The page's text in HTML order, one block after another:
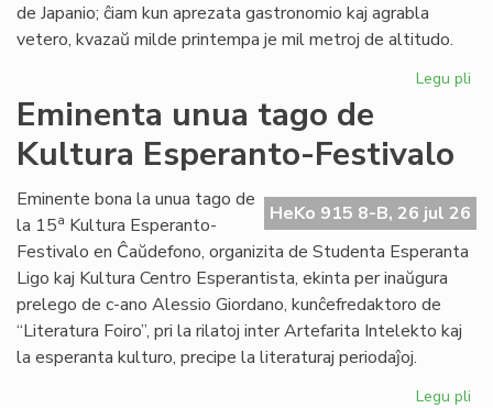
de Japanio; ĉiam kun aprezata gastronomio kaj agrabla
vetero, kvazaŭ milde printempa je mil metroj de altitudo.
Legu pli
Eminenta unua tago de
Kultura Esperanto-Festivalo
HeKo 915 8-B, 26 jul 26
Eminente bona la unua tago de
la 15a Kultura Esperanto-
Festivalo en Ĉaŭdefono, organizita de Studenta Esperanta
Ligo kaj Kultura Centro Esperantista, ekinta per inaŭgura
prelego de c-ano Alessio Giordano, kunĉefredaktoro de
“Literatura Foiro”, pri la rilatoj inter Artefarita Intelekto kaj
la esperanta kulturo, precipe la literaturaj periodaĵoj.
Legu pli